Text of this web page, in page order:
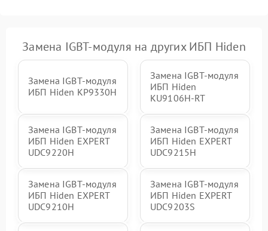
перенапряжения
Замена IGBT-модуля на других ИБП Hiden
Замена IGBT-модуля
ИБП Hiden KP9330H
Замена IGBT-модуля
ИБП Hiden
KU9106H-RT
Замена IGBT-модуля
ИБП Hiden EXPERT
UDC9220H
Замена IGBT-модуля
ИБП Hiden EXPERT
UDC9215H
Замена IGBT-модуля
ИБП Hiden EXPERT
UDC9210H
Замена IGBT-модуля
ИБП Hiden EXPERT
UDC9203S